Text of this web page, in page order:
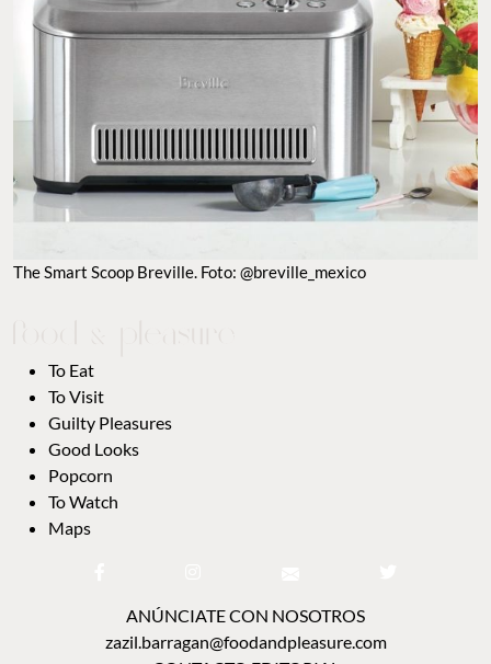
The Smart Scoop Breville. Foto: @breville_mexico
To Eat
To Visit
Guilty Pleasures
Good Looks
Popcorn
To Watch
Maps
ANÚNCIATE CON NOSOTROS
zazil.barragan@foodandpleasure.com